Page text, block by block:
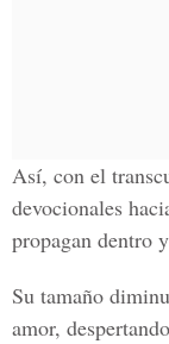
Así, con el
devocionales
propagan dentro
Su tamaño
amor,